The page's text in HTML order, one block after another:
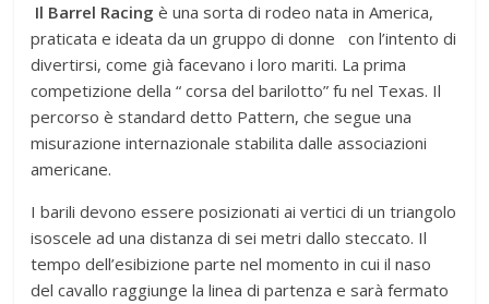
Il Barrel Racingè una sorta di rodeo nata in America,
praticata e ideata da un gruppo di donne con l’intento di
divertirsi, come già facevano i loro mariti. La prima
competizione della “ corsa del barilotto” fu nel Texas. Il
percorso è standard detto Pattern, che segue una
misurazione internazionale stabilita dalle associazioni
americane.
I barili devono essere posizionati ai vertici di un triangolo
isoscele ad una distanza di sei metri dallo steccato. Il
tempo dell’esibizione parte nel momento in cui il naso
del cavallo raggiunge la linea di partenza e sarà fermato